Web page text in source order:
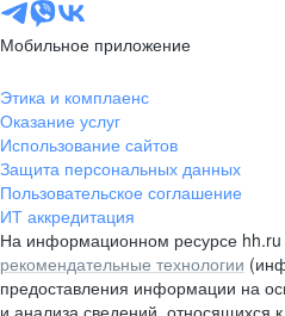
Мобильное приложение
Этика и комплаенс
Оказание услуг
Использование сайтов
Защита персональных данных
Пользовательское соглашение
ИТ аккредитация
На информационном ресурсе hh.ru
рекомендательные технологии
предоставления информации на
и анализа сведений, относящихся